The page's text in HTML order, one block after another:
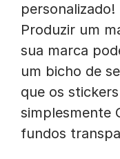
Produzir um
sua marca
um bicho de
que os
simplesmente
fundos